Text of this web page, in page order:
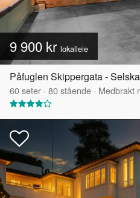
9 900 kr lokalleie
Påfuglen Skippergata -
60seter · 80stående · Medbrakt